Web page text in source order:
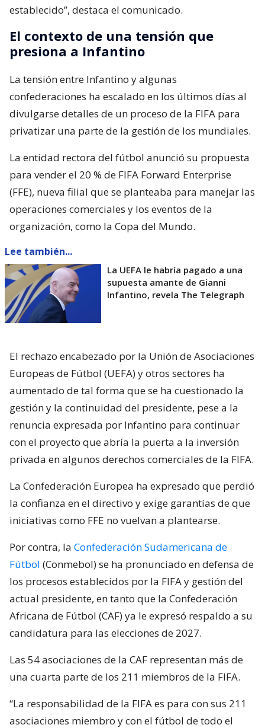
establecido”, destaca el comunicado.
El contexto de una tensión que
presiona a Infantino
La tensión entre Infantino y algunas
confederaciones ha escalado en los últimos días al
divulgarse detalles de un proceso de la FIFA para
privatizar una parte de la gestión de los mundiales.
La entidad rectora del fútbol anunció su propuesta
para vender el 20 % de FIFA Forward Enterprise
(FFE), nueva filial que se planteaba para manejar las
operaciones comerciales y los eventos de la
organización, como la Copa del Mundo.
Lee también...
La UEFA le habría pagado a una
supuesta amante de Gianni
Infantino, revela The Telegraph
El rechazo encabezado por la Unión de Asociaciones
Europeas de Fútbol (UEFA) y otros sectores ha
aumentado de tal forma que se ha cuestionado la
gestión y la continuidad del presidente, pese a la
renuncia expresada por Infantino para continuar
con el proyecto que abría la puerta a la inversión
privada en algunos derechos comerciales de la FIFA.
La Confederación Europea ha expresado que perdió
la confianza en el directivo y exige garantías de que
iniciativas como FFE no vuelvan a plantearse.
Por contra, la Confederación Sudamericana de
Fútbol (Conmebol) se ha pronunciado en defensa de
los procesos establecidos por la FIFA y gestión del
actual presidente, en tanto que la Confederación
Africana de Fútbol (CAF) ya le expresó respaldo a su
candidatura para las elecciones de 2027.
Las 54 asociaciones de la CAF representan más de
una cuarta parte de los 211 miembros de la FIFA.
“La responsabilidad de la FIFA es para con sus 211
asociaciones miembro y con el fútbol de todo el